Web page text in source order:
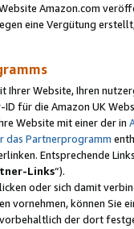
Amazon.com
eine Vergütung
Ihrer Website, Ihren
für die Amazon UK
Website mit einer der in
das Partnerprogramm
Entsprechende
Links“).
oder sich damit
vornehmen, können Sie
der dort